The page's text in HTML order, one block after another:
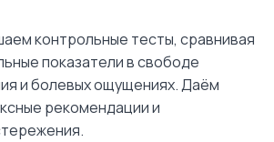
контрольные тесты, сравнивая
показатели в свободе
и болевых ощущениях. Даём
рекомендации и